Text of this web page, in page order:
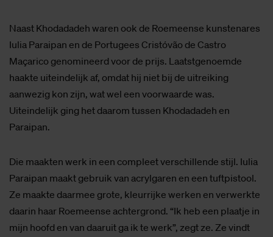
Naast Khodadadeh waren ook de Roemeense kunstenares
Iulia Paraipan en de Portugees Cristóvão de Castro
Maçarico genomineerd voor de prijs. Laatstgenoemde
haakte uiteindelijk af, omdat hij niet bij de uitreiking
aanwezig kon zijn, wat wel een voorwaarde was.
Uiteindelijk ging het daarom tussen Khodadadeh en
Paraipan.
Die maakten werk in een compleet verschillende stijl. Iulia
Paraipan maakt gebruik van acrylgaren en een tuftpistool.
Ze maakte daarmee grote, kleurrijke werken en verwerkte
daarin haar Roemeense achtergrond. “Ik heb een plaatje in
mijn hoofd en van daaruit ga ik te werk”, zegt ze. Ze vindt